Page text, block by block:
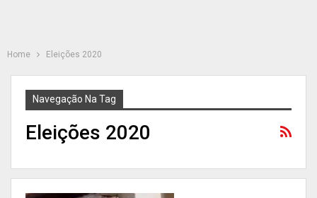
Home Eleições 2020
Navegação Na Tag
Eleições 2020